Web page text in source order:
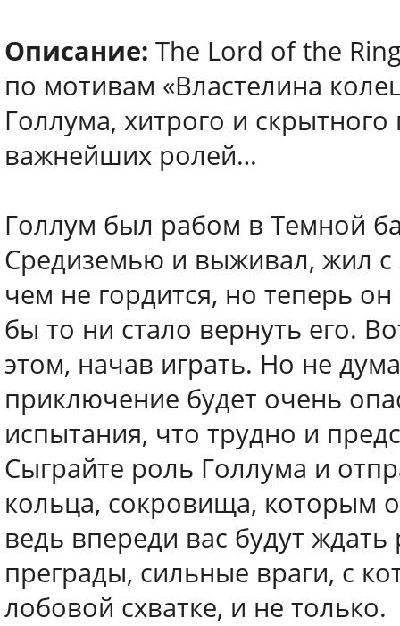
Описание: The Lord of the
по мотивам «Властелина
Голлума, хитрого и
важнейших ролей…
Голлум был рабом в Темной
Средиземью и выживал, жил с
чем не гордится, но теперь
бы то ни стало вернуть его.
этом, начав играть. Но не
приключение будет очень
испытания, что трудно и
Сыграйте роль Голлума и
кольца, сокровища, которым
ведь впереди вас будут
преграды, сильные враги, с
лобовой схватке, и не только.